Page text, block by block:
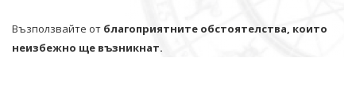
Възползвайте от благоприятните обстоятелства, които
неизбежно ще възникнат.